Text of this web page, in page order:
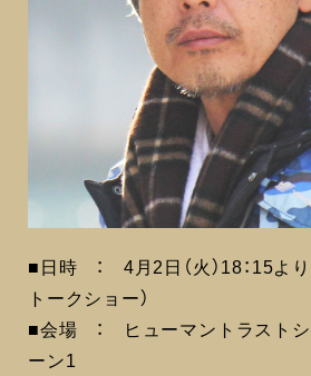
■日時 ： 4月2日（火）18：15よ
トークショー）
■会場 ： ヒューマントラスト
ーン1